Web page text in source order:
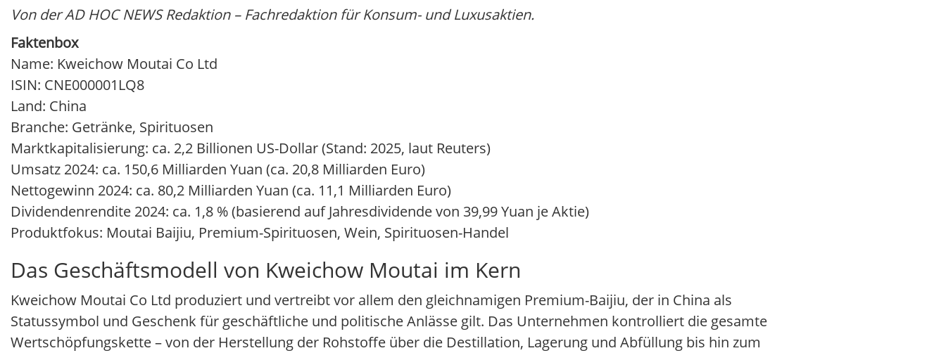
Von der AD HOC NEWS Redaktion – Fachredaktion für Konsum- und Luxusaktien.
Faktenbox
Name: Kweichow Moutai Co Ltd
ISIN: CNE000001LQ8
Land: China
Branche: Getränke, Spirituosen
Marktkapitalisierung: ca. 2,2 Billionen US-Dollar (Stand: 2025, laut Reuters)
Umsatz 2024: ca. 150,6 Milliarden Yuan (ca. 20,8 Milliarden Euro)
Nettogewinn 2024: ca. 80,2 Milliarden Yuan (ca. 11,1 Milliarden Euro)
Dividendenrendite 2024: ca. 1,8 % (basierend auf Jahresdividende von 39,99 Yuan je Aktie)
Produktfokus: Moutai Baijiu, Premium-Spirituosen, Wein, Spirituosen-Handel
Das Geschäftsmodell von Kweichow Moutai im Kern
Kweichow Moutai Co Ltd produziert und vertreibt vor allem den gleichnamigen Premium-Baijiu, der in China als
Statussymbol und Geschenk für geschäftliche und politische Anlässe gilt. Das Unternehmen kontrolliert die gesamte
Wertschöpfungskette – von der Herstellung der Rohstoffe über die Destillation, Lagerung und Abfüllung bis hin zum